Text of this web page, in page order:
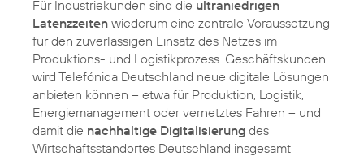
Für Industriekunden sind die ultraniedrigen
Latenzzeiten wiederum eine zentrale Voraussetzung
für den zuverlässigen Einsatz des Netzes im
Produktions- und Logistikprozess. Geschäftskunden
wird Telefónica Deutschland neue digitale Lösungen
anbieten können – etwa für Produktion, Logistik,
Energiemanagement oder vernetztes Fahren – und
damit die nachhaltige Digitalisierung des
Wirtschaftsstandortes Deutschland insgesamt